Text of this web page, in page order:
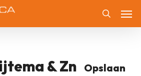
& Zn
Opslaan